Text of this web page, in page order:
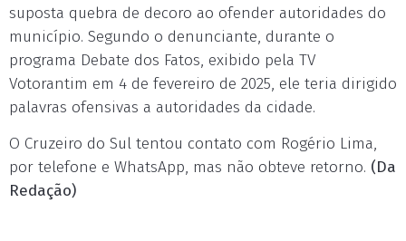
suposta quebra de decoro ao ofender autoridades do
município. Segundo o denunciante, durante o
programa Debate dos Fatos, exibido pela TV
Votorantim em 4 de fevereiro de 2025, ele teria dirigido
palavras ofensivas a autoridades da cidade.
O Cruzeiro do Sul tentou contato com Rogério Lima,
por telefone e WhatsApp, mas não obteve retorno. (Da
Redação)